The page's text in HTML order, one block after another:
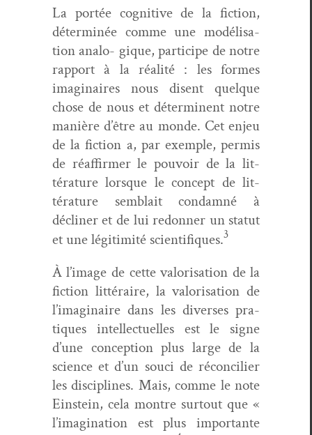
La portée cog­ni­tive de la fic­tion,
déter­minée comme une mod­éli­sa­
tion ana­lo- gique, par­ticipe de notre
rap­port à la réal­ité : les formes
imag­i­naires nous dis­ent quelque
chose de nous et déter­mi­nent notre
manière d’être au monde. Cet enjeu
de la fic­tion a, par exem­ple, per­mis
de réaf­firmer le pou­voir de la lit­
téra­ture lorsque le con­cept de lit­
téra­ture sem­blait con­damné à
déclin­er et de lui redonner un statut
et une légitim­ité sci­en­tifiques.3
À l’image de cette val­ori­sa­tion de la
fic­tion lit­téraire, la val­ori­sa­tion de
l’imaginaire dans les divers­es pra­
tiques intel­lectuelles est le signe
d’une con­cep­tion plus large de la
sci­ence et d’un souci de réc­on­cili­er
les dis­ci­plines. Mais, comme le note
Ein­stein, cela mon­tre surtout que «
l’imagination est plus impor­tante